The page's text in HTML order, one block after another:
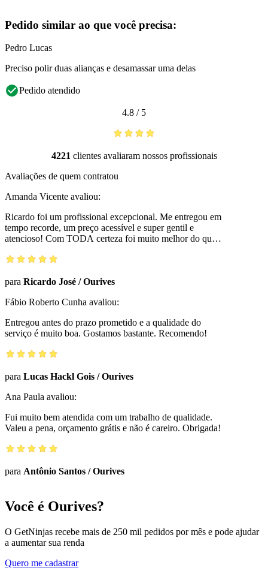
Pedido similar ao que você precisa:
Pedro Lucas
Preciso polir duas alianças e desamassar uma delas
Pedido atendido
4.8 / 5
4221 clientes avaliaram nossos profissionais
Avaliações de quem contratou
Amanda Vicente avaliou:
Ricardo foi um profissional excepcional. Me entregou em
tempo recorde, um preço acessível e super gentil e
atencioso! Com TODA certeza foi muito melhor do que
para Ricardo José /Ourives
Fábio Roberto Cunha avaliou:
Entregou antes do prazo prometido e a qualidade do
serviço é muito boa. Gostamos bastante. Recomendo!
para Lucas Hackl Gois /Ourives
Ana Paula avaliou:
Fui muito bem atendida com um trabalho de qualidade.
Valeu a pena, orçamento grátis e não é careiro. Obrigada!
para Antônio Santos /Ourives
Você é Ourives?
O GetNinjas recebe mais de 250 mil pedidos por mês e pode ajudar
a aumentar sua renda
Quero me cadastrar